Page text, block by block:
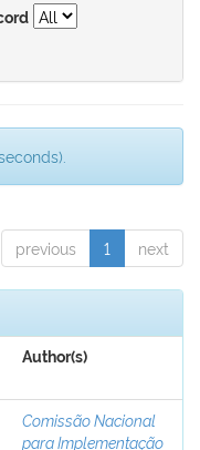
previous 1 next
Author(s)
Comissão Nacional
para Implementação